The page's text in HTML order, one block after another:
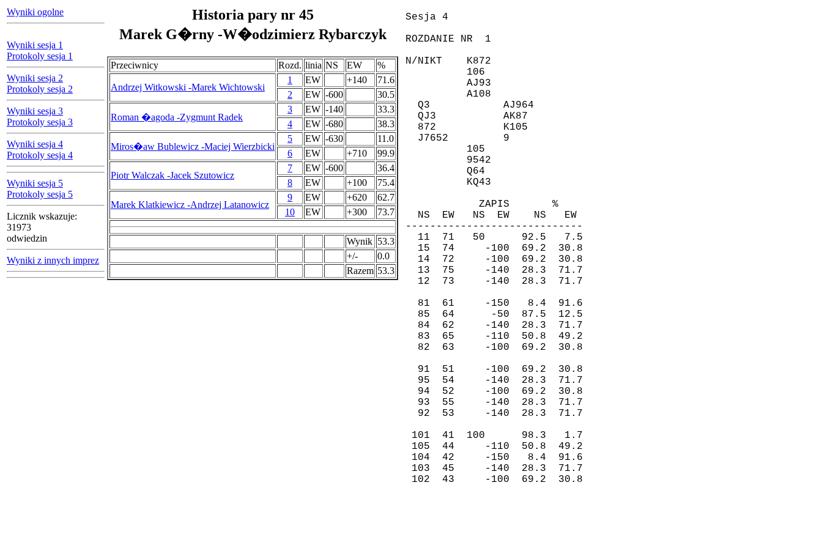
Wyniki ogolne
Wyniki sesja 1
Protokoly sesja 1
Wyniki sesja 2
Protokoly sesja 2
Wyniki sesja 3
Protokoly sesja 3
Wyniki sesja 4
Protokoly sesja 4
Wyniki sesja 5
Protokoly sesja 5
Licznik wskazuje:
31973
odwiedzin
Wyniki z innych imprez
Historia pary nr 45
Marek G�rny -W�odzimierz Rybarczyk
Przeciwnicy Rozd. linia NS EW %
Andrzej Witkowski -Marek Wichtowski
1 EW +140
71.6
2
EW -600 30.5
Roman �agoda -Zygmunt Radek
3 EW -140
33.3
4
EW -680 38.3
Miros�aw Bublewicz -Maciej Wierzbicki
5 EW -630
11.0
6
EW +710 99.9
Piotr Walczak -Jacek Szutowicz
7 EW -600
36.4
8
EW +100 75.4
Marek Klatkiewicz -Andrzej Latanowicz
9 EW +620
62.7
10
EW +300 73.7
Wynik 53.3
+/-
0.0
Razem 53.3